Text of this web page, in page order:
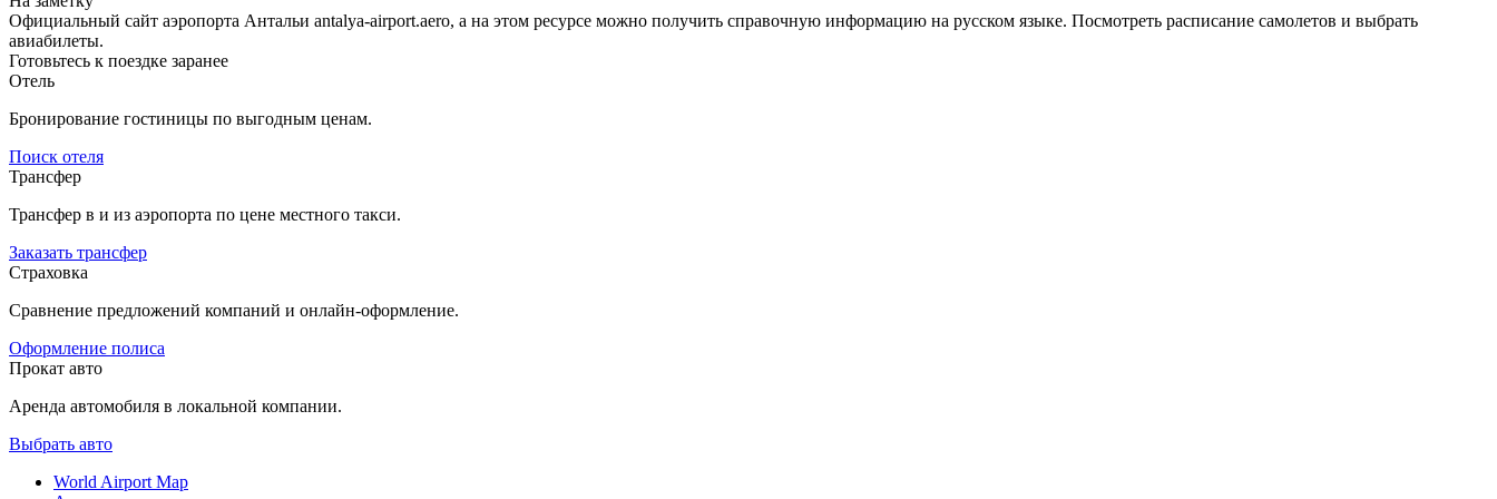
Официальный сайт аэропорта Антальи antalya-airport.aero, а на этом ресурсе можно получить справочную информацию на русском языке. Посмотреть расписание самолетов и выбрать
авиабилеты.
Готовьтесь к поездке заранее
Отель
Бронирование гостиницы по выгодным ценам.
Поиск отеля
Трансфер
Трансфер в и из аэропорта по цене местного такси.
Заказать трансфер
Страховка
Сравнение предложений компаний и онлайн-оформление.
Оформление полиса
Прокат авто
Аренда автомобиля в локальной компании.
Выбрать авто
World Airport Map